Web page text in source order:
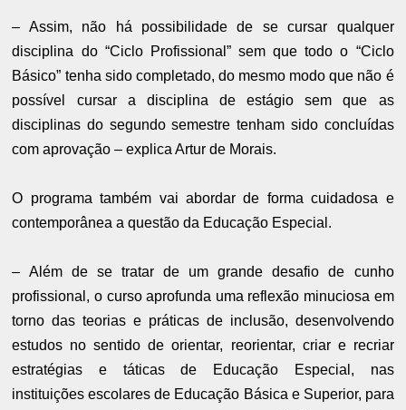
– Assim, não há possibilidade de se cursar qualquer
disciplina do “Ciclo Profissional” sem que todo o “Ciclo
Básico” tenha sido completado, do mesmo modo que não é
possível cursar a disciplina de estágio sem que as
disciplinas do segundo semestre tenham sido concluídas
com aprovação – explica Artur de Morais.
O programa também vai abordar de forma cuidadosa e
contemporânea a questão da Educação Especial.
– Além de se tratar de um grande desafio de cunho
profissional, o curso aprofunda uma reflexão minuciosa em
torno das teorias e práticas de inclusão, desenvolvendo
estudos no sentido de orientar, reorientar, criar e recriar
estratégias e táticas de Educação Especial, nas
instituições escolares de Educação Básica e Superior, para